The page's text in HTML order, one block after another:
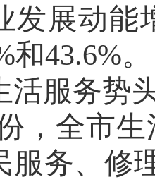
发展动能
和43.6%。
活服务势
， 全市生
服务、修